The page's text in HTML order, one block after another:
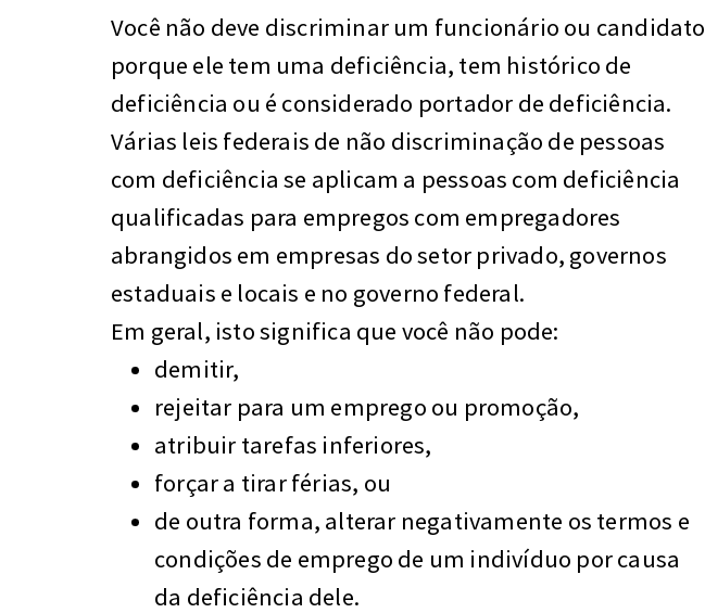
Você não deve discriminar um funcionário ou candidato
porque ele tem uma deficiência, tem histórico de
deficiência ou é considerado portador de deficiência.
Várias leis federais de não discriminação de pessoas
com deficiência se aplicam a pessoas com deficiência
qualificadas para empregos com empregadores
abrangidos em empresas do setor privado, governos
estaduais e locais e no governo federal.
Em geral, isto significa que você não pode:
demitir,
rejeitar para um emprego ou promoção,
atribuir tarefas inferiores,
forçar a tirar férias, ou
de outra forma, alterar negativamente os termos e
condições de emprego de um indivíduo por causa
da deficiência dele.